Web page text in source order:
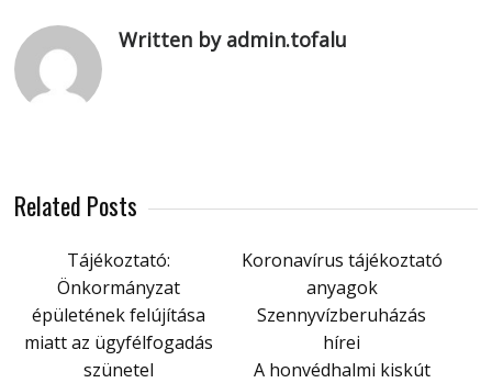
Written by admin.tofalu
Related Posts
Tájékoztató:
Önkormányzat
épületének felújítása
miatt az ügyfélfogadás
szünetel
Koronavírus tájékoztató
anyagok
Szennyvízberuházás
hírei
A honvédhalmi kiskút